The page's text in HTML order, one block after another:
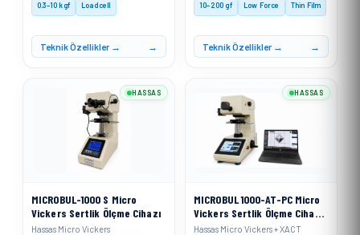
0.3–10 kgf Loadcell
Teknik Özellikler →
10–200 gf Low Force Thin Film
Teknik Özellikler →
MICROBUL-1000 S Micro
Vickers Sertlik Ölçme Cihazı
Hassas Micro Vickers
HASSAS
MICROBUL 1000-AT-PC Micro
Vickers Sertlik Ölçme Cihazı
+ XACT
Hassas Micro Vickers + XACT
HASSAS